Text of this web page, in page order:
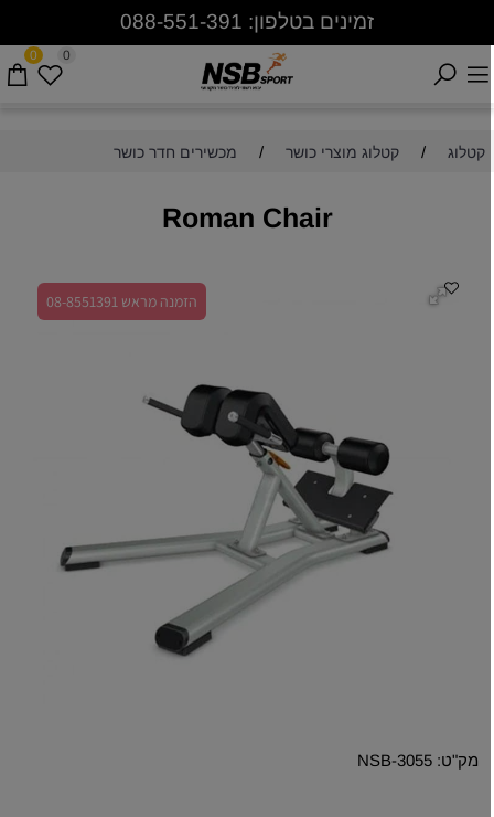
זמינים בטלפון: 088-551-391
0 0
קטלוג / קטלוג מוצרי כושר / מכשירים חדר כושר
Roman Chair
הזמנה מראש 08-8551391
מק"ט: NSB-3055